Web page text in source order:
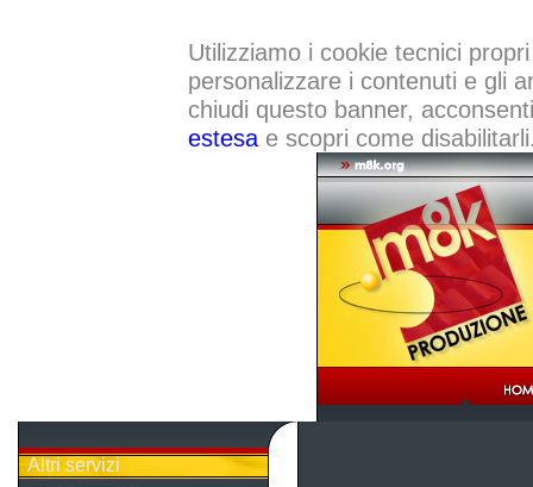
Utilizziamo i cookie tecnici
personalizzare i contenuti e gli
chiudi questo banner,
estesae scopri come
Altri servizi